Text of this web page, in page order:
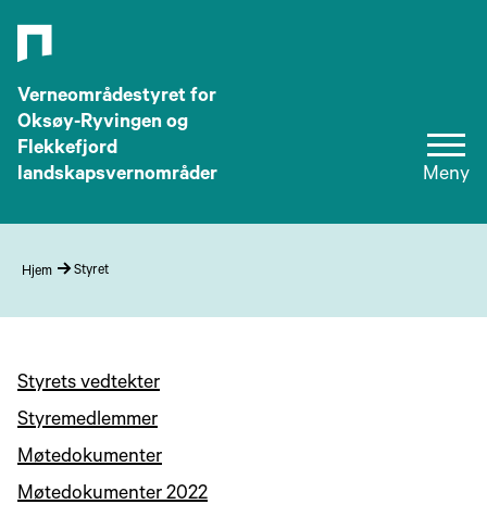
Verneområdestyret for
Oksøy-Ryvingen og
Flekkefjord
landskapsvernområder
Meny
Hjem Styret
Styrets vedtekter
Styremedlemmer
Møtedokumenter
Møtedokumenter 2022